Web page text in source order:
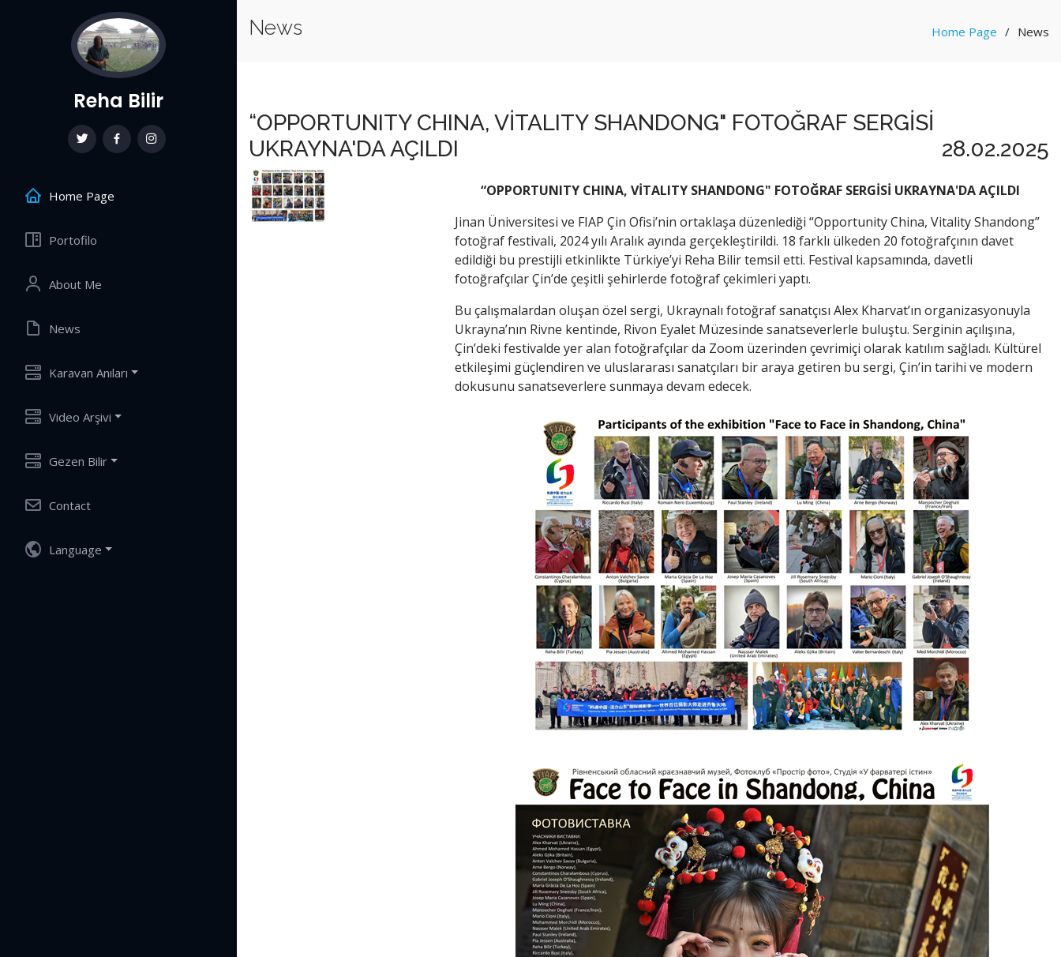
Reha Bilir
Home Page
Portofilo
About Me
News
Karavan Anıları
Video Arşivi
Gezen Bilir
Contact
Language
News Home Page News
“OPPORTUNITY CHINA, VİTALITY SHANDONG" FOTOĞRAF SERGİSİ
UKRAYNA'DA AÇILDI
28.02.2025
“OPPORTUNITY CHINA, VİTALITY SHANDONG" FOTOĞRAF SERGİSİ UKRAYNA'DA AÇILDI
Jinan Üniversitesi ve FIAP Çin Ofisi’nin ortaklaşa düzenlediği “Opportunity China, Vitality Shandong”
fotoğraf festivali, 2024 yılı Aralık ayında gerçekleştirildi. 18 farklı ülkeden 20 fotoğrafçının davet
edildiği bu prestijli etkinlikte Türkiye’yi Reha Bilir temsil etti. Festival kapsamında, davetli
fotoğrafçılar Çin’de çeşitli şehirlerde fotoğraf çekimleri yaptı.
Bu çalışmalardan oluşan özel sergi, Ukraynalı fotoğraf sanatçısı Alex Kharvat’ın organizasyonuyla
Ukrayna’nın Rivne kentinde, Rivon Eyalet Müzesinde sanatseverlerle buluştu. Serginin açılışına,
Çin’deki festivalde yer alan fotoğrafçılar da Zoom üzerinden çevrimiçi olarak katılım sağladı. Kültürel
etkileşimi güçlendiren ve uluslararası sanatçıları bir araya getiren bu sergi, Çin’in tarihi ve modern
dokusunu sanatseverlere sunmaya devam edecek.